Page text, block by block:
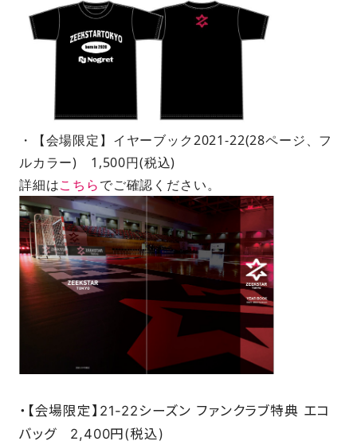
・【会場限定】イヤーブック2021-22(28ページ、フ
ルカラー) 1,500円(税込)
詳細はこちらでご確認ください。
・【会場限定】21-22シーズン ファンクラブ特典 エコ
バッグ 2,400円(税込)